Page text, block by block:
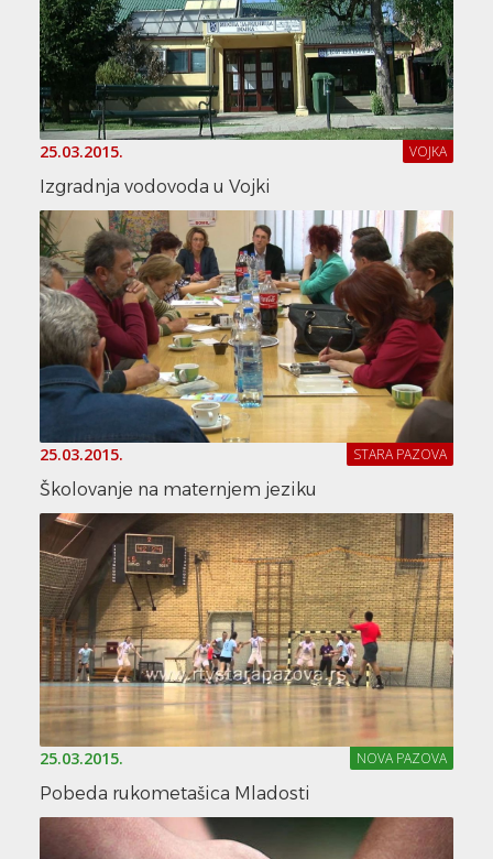
25.03.2015. VOJKA
Izgradnja vodovoda u Vojki
25.03.2015. STARA PAZOVA
Školovanje na maternjem jeziku
25.03.2015. NOVA PAZOVA
Pobeda rukometašica Mladosti